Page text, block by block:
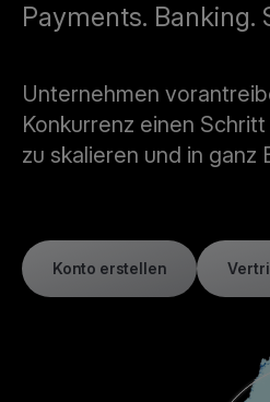
Payments. Banking.
Unternehmen
Konkurrenz einen
zu skalieren und in ganz
Konto erstellen